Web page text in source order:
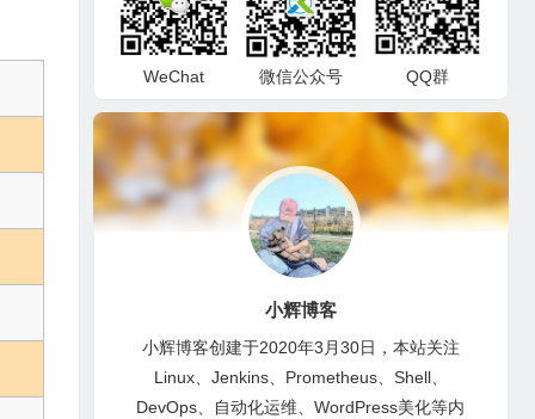
WeChat 微信公众号 QQ群
小辉博客
小辉博客创建于2020年3月30日，本站关注
Linux、Jenkins、Prometheus、Shell、
DevOps、自动化运维、WordPress美化等内